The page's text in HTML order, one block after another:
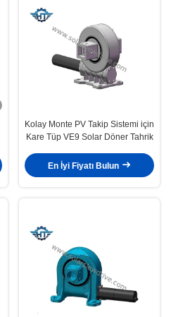
Kolay Monte PV Takip Sistemi için
Kare Tüp VE9 Solar Döner Tahrik
En İyi Fiyatı Bulun